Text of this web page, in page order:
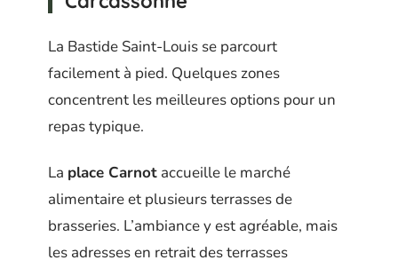
La Bastide Saint-Louis se parcourt
facilement à pied. Quelques zones
concentrent les meilleures options pour un
repas typique.
La place Carnot accueille le marché
alimentaire et plusieurs terrasses de
brasseries. L’ambiance y est agréable, mais
les adresses en retrait des terrasses